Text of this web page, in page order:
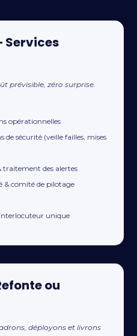
Services
prévisible, zéro surprise.
opérationnelles
de sécurité (veille failles, mises
traitement des alertes
& comité de pilotage
unique
ou
déployons et livrons